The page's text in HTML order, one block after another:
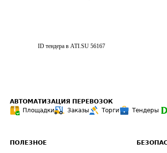
ID тендера в ATI.SU 56167
АВТОМАТИЗАЦИЯ ПЕРЕВОЗОК
Площадки
Заказы Торги Тендеры
ПОЛЕЗНОЕ